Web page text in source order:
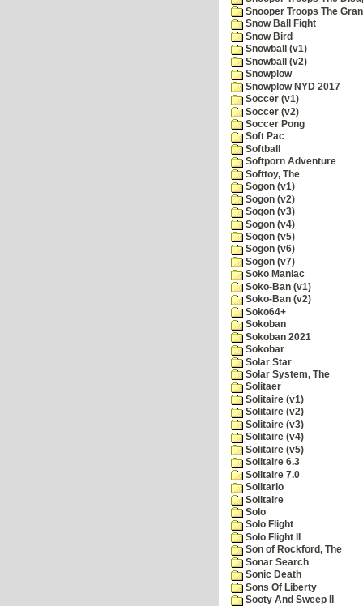
Snooper Troops The
Snow Ball Fight
Snow Bird
Snowball (v1)
Snowball (v2)
Snowplow
Snowplow NYD 2017
Soccer (v1)
Soccer (v2)
Soccer Pong
Soft Pac
Softball
Softporn Adventure
Softtoy, The
Sogon (v1)
Sogon (v2)
Sogon (v3)
Sogon (v4)
Sogon (v5)
Sogon (v6)
Sogon (v7)
Soko Maniac
Soko-Ban (v1)
Soko-Ban (v2)
Soko64+
Sokoban
Sokoban 2021
Sokobar
Solar Star
Solar System, The
Solitaer
Solitaire (v1)
Solitaire (v2)
Solitaire (v3)
Solitaire (v4)
Solitaire (v5)
Solitaire 6.3
Solitaire 7.0
Solitario
Solltaire
Solo
Solo Flight
Solo Flight II
Son of Rockford, The
Sonar Search
Sonic Death
Sons Of Liberty
Sooty And Sweep II